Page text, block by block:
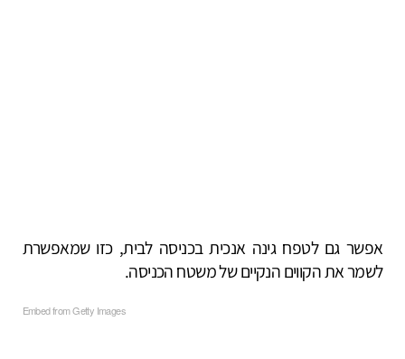
אפשר גם לטפח גינה אנכית בכניסה לבית, כזו שמאפשרת
לשמר את הקווים הנקיים של משטח הכניסה.
Embed from Getty Images